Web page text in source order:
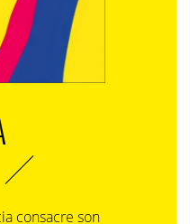
consacre son